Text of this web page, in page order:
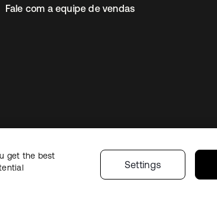
Fale com a equipe de vendas
do siteSegurança Mapa do site
Preferências de cookies
get the best
Settings